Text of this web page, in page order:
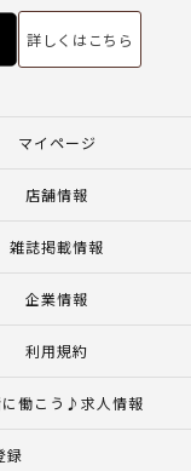
詳しくはこちら
マイページ
店舗情報
雑誌掲載情報
企業情報
利用規約
に働こう♪求人情報
録